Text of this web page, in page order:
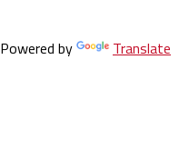
Powered by Translate